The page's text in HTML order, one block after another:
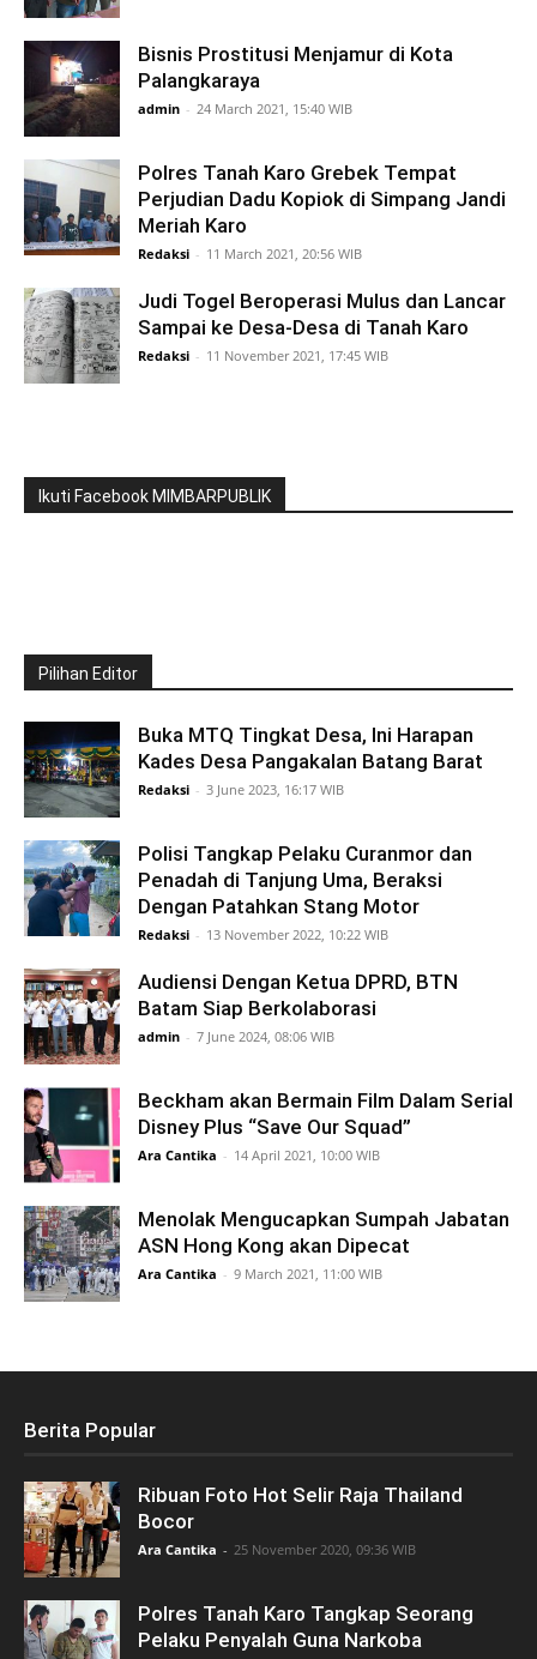
Bisnis Prostitusi Menjamur di Kota
Palangkaraya
admin - 24 March 2021, 15:40 WIB
Polres Tanah Karo Grebek Tempat
Perjudian Dadu Kopiok di Simpang Jandi
Meriah Karo
Redaksi - 11 March 2021, 20:56 WIB
Judi Togel Beroperasi Mulus dan Lancar
Sampai ke Desa-Desa di Tanah Karo
Redaksi - 11 November 2021, 17:45 WIB
Ikuti Facebook MIMBARPUBLIK
Pilihan Editor
Buka MTQ Tingkat Desa, Ini Harapan
Kades Desa Pangakalan Batang Barat
Redaksi - 3 June 2023, 16:17 WIB
Polisi Tangkap Pelaku Curanmor dan
Penadah di Tanjung Uma, Beraksi
Dengan Patahkan Stang Motor
Redaksi - 13 November 2022, 10:22 WIB
Audiensi Dengan Ketua DPRD, BTN
Batam Siap Berkolaborasi
admin - 7 June 2024, 08:06 WIB
Beckham akan Bermain Film Dalam Serial
Disney Plus “Save Our Squad”
Ara Cantika - 14 April 2021, 10:00 WIB
Menolak Mengucapkan Sumpah Jabatan
ASN Hong Kong akan Dipecat
Ara Cantika - 9 March 2021, 11:00 WIB
Berita Popular
Ribuan Foto Hot Selir Raja Thailand
Bocor
Ara Cantika - 25 November 2020, 09:36 WIB
Polres Tanah Karo Tangkap Seorang
Pelaku Penyalah Guna Narkoba